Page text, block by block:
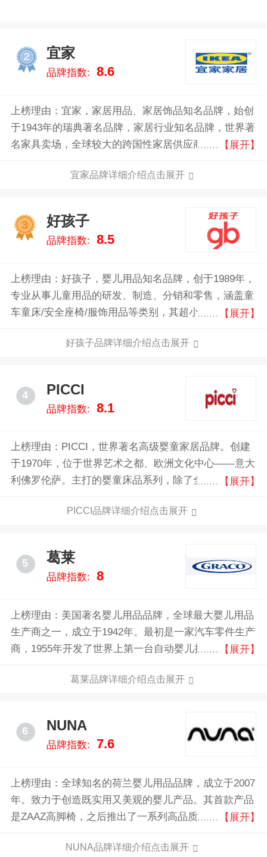
宜家
品牌指数: 8.6
上榜理由：宜家，家居用品、家居饰品知名品牌，始创
于1943年的瑞典著名品牌，家居行业知名品牌，世界著
名家具卖场，全球较大的跨国性家居供应商之一。许多
椅/沙发系列、办公用品、卧室系列、厨房系列、宜家
实惠、设计出色和使用舒适的产品。
【展开】
宜家品牌详细介绍点击展开
好孩子
品牌指数: 8.5
上榜理由：好孩子，婴儿用品知名品牌，创于1989年，
专业从事儿童用品的研发、制造、分销和零售，涵盖童
车童床/安全座椅/服饰用品等类别，其超小尺寸折叠婴
生产以及销售产品，主要包括「gb好孩子」和「小龙哈
【展开】
好孩子品牌详细介绍点击展开
4 PICCI
品牌指数: 8.1
上榜理由：PICCI，世界著名高级婴童家居品牌。创建
于1970年，位于世界艺术之都、欧洲文化中心——意大
利佛罗伦萨。主打的婴童床品系列，除了全部选用“贵
手工技艺，与其它婴童家具不同的是，在精致与实用之
是世界球星、好莱坞明星、英国皇室等注重品质与时尚
的群体中流行的婴童家居品牌。被誉为“婴儿床中的
Gucci”。
【展开】
PICCI品牌详细介绍点击展开
5 葛莱
品牌指数: 8
上榜理由：美国著名婴儿用品品牌，全球最大婴儿用品
生产商之一，成立于1942年。最初是一家汽车零件生产
商，1955年开发了世界上第一台自动婴儿摇椅，从此开
新、安全和耐用的产品闻名，涵盖了婴儿汽车座椅、推
【展开】
葛莱品牌详细介绍点击展开
6 NUNA
品牌指数: 7.6
上榜理由：全球知名的荷兰婴儿用品品牌，成立于2007
年。致力于创造既实用又美观的婴儿产品。其首款产品
是ZAAZ高脚椅，之后推出了一系列高品质的婴儿推
高标准的安全性和创新设计著称。它们经过严格测试，
【展开】
NUNA品牌详细介绍点击展开